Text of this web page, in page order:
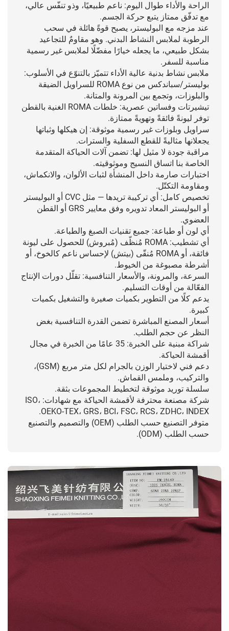
الراحة والأداء طوال اليوم: ناعم طبيعيًا، وذو تنفّس عالي،
مع تدفّق ممتاز يتبع حركة الجسم.
عند مزجه مع البوليستر، يصبح قوةً هائلة في سحب
الرطوبة لملابس النشاط البدني. وهو مقاومٌ للتجاعيد
بشكل طبيعي، ما يجعله خيارًا مفضّلًا لملابس غير رسمية
مناسبة للسفر.
ملابس نشاط بدنية عالية الأداء تتميّز بالتنوّع في الأسلوب:
بوليستر/سباندكس من نوع ROMA للسراويل الضيقة
والبلوزات، وتجمع بين المرونة والمتانة.
تيشيرتات وفساتين عصرية: خلطات ROMA الغنية بالقطن
توفر ليونةً فائقةً وتهويةً ممتازة.
سراويل وبلوزات غير رسمية موثوقة: إن هيكلها وثباتها
يجعلانها مثاليةً للقطع السفلية والسترات.
مراقبة جودة لا مثيل لها: تضمن آلات الحياكة المتقدمة
الخاصة بنا اتساق النسيج وموثوقيته.
اختبارات صارمة داخل المنشأة لثبات الألوان، والانكماش،
ومقاومة التكتّل.
تخصيص كامل: أي تركيبة تريدها — مثل CVC أو البوليستر
أو البوليستر المعاد تدويره وفق معايير GRS أو القطن
العضوي.
أي لون أو طباعة: جميع تقنيات الصبغ والطباعة.
أي تشطيب: ROMA مُنظّف (مُبروش) للحصول على ليونة
فائقة، أو ROMA مُنقّى (بيتش) لإحساس ناعم كالخوخ، أو
أشرطة مصبوغة من الخيوط.
السرعة، والمرونة، والأسعار التنافسية: تقلّل دورات الإنتاج
الفعّالة من أوقات التسليم.
يدعم كلًا من التطوير بكميات صغيرة والتشغيل بكميات
كبيرة.
أسعار المصنع المباشرة تضمن القدرة التنافسية بغض
النظر عن حجم الطلب.
شراكة مبنية على الخبرة: 35 عامًا من الخبرة في مجال
أقمشة الحياكة.
دعم فني لاختيار الوزن بالجرام لكل متر مربع (GSM)،
والتركيب، وملمس القماش.
سلسلة توريد موثوقة لتخطيط المجموعات بثقة.
شركة مصنعة محترفة لأقمشة الحياكة مع شهادات: ISO،
OEKO-TEX، GRS، BCI، FSC، RCS، ZDHC، INDEX.
متوفر التصنيع حسب الطلب (OEM) والتصميم والتصنيع
حسب الطلب (ODM).